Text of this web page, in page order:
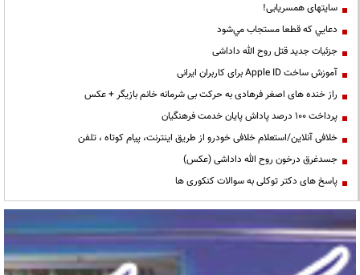
سایتهای همسریابی!
دعايي كه قطعا مستجاب مي‌شود
جزئیات جدید قتل روح الله داداشی
آموزش ساخت Apple ID برای کاربران ایرانی
راز خنده های اصغر فرهادی به حرکت بی شرمانه خانم بازیگر + عکس
پرداخت ۱۰۰ درصد پاداش پایان خدمت فرهنگیان
خلافی آنلاین/استعلام خلافی خودرو از طریق اینترنت، پیام کوتاه ، تلفن
جسدغرق درخون روح الله داداشی (عکس)
پاسخ های دکتر توکلی به سوالات کنکوری ها